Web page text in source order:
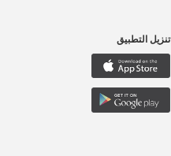
تنزيل التطبيق